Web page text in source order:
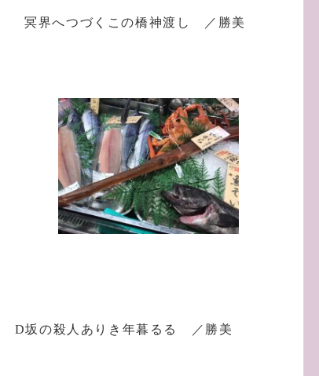
冥界へつづくこの橋神渡し ／勝美
D坂の殺人ありき年暮るる ／勝美